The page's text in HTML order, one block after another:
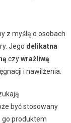
z myślą o osobach
Jego delikatna
czywrażliwą
i nawilżenia.
być stosowany
go produktem